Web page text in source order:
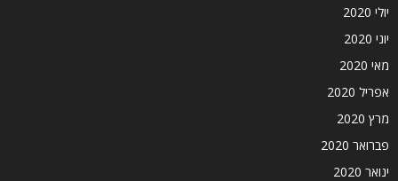
יולי 2020
יוני 2020
מאי 2020
אפריל 2020
מרץ 2020
פברואר 2020
ינואר 2020